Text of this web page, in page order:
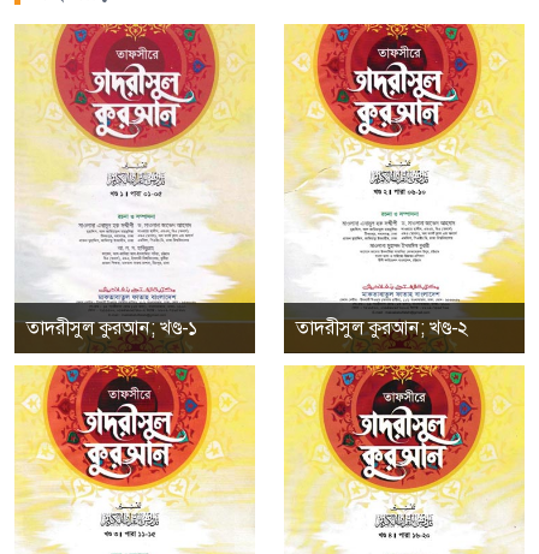
তাদরীসুল কুরআন; খণ্ড-১ তাদরীসুল কুরআন; খণ্ড-২